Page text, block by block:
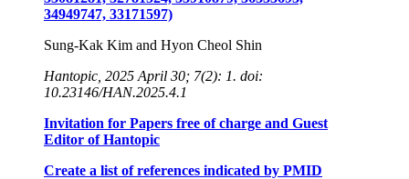
34949747, 33171597)
Sung-Kak Kim and Hyon Cheol Shin
Hantopic, 2025 April 30; 7(2): 1. doi:
10.23146/HAN.2025.4.1
Invitation for Papers free of charge and Guest
Editor of Hantopic
Create a list of references indicated by PMID